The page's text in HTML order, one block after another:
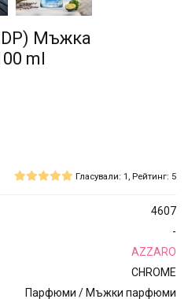
Мъжка
ml
Гласували: 1, Рейтинг: 5
4607
-
AZZARO
CHROME
Парфюми / Мъжки парфюми